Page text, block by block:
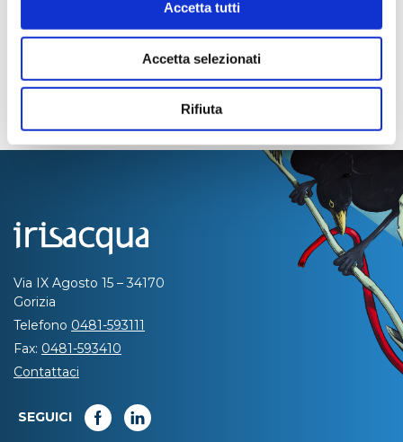
Accetta tutti
Accetta selezionati
Rifiuta
Via IX Agosto 15 – 34170
Gorizia
Telefono 0481-593111
Fax: 0481-593410
Contattaci
SEGUICI